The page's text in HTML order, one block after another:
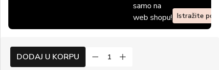
samo na
web shopu! Istražite
DODAJ U KORPU